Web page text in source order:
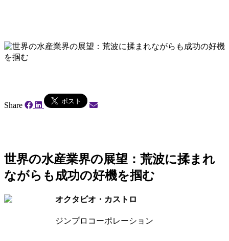
Share
世界の水産業界の展望：荒波に揉まれ
ながらも成功の好機を掴む
オクタビオ・カストロ
ジンプロコーポレーション